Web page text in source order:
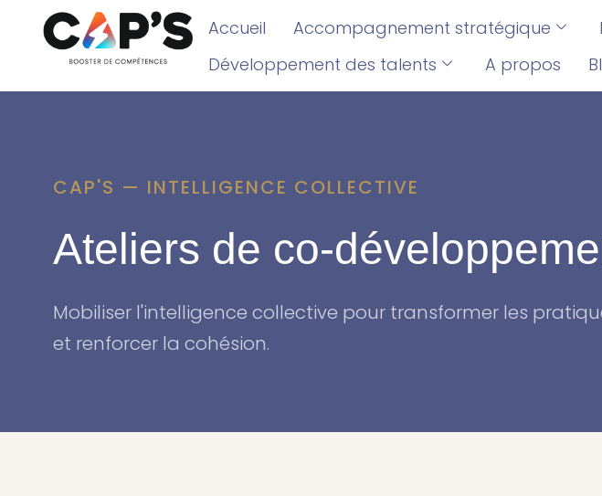
Accueil Accompagnement stratégique
Développement des talents
A propos
CAP'S — INTELLIGENCE COLLECTIVE
Ateliers de co-
Mobiliser l'intelligence collective pour transformer les
et renforcer la cohésion.